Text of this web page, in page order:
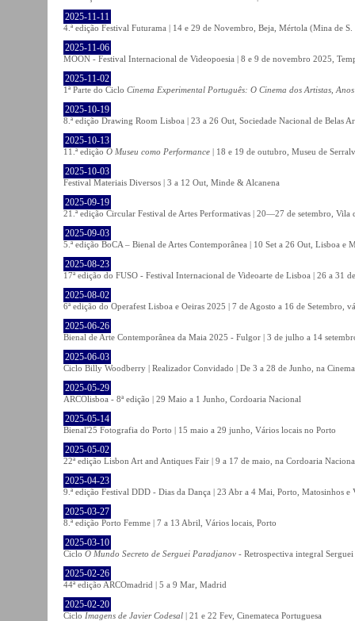
2025-11-11
4.ª edição Festival Futurama | 14 e 29 de Novembro, Beja, Mértola (Mina de
2025-11-06
MOON - Festival Internacional de Videopoesia | 8 e 9 de novembro 2025,
2025-11-02
1ª Parte do Ciclo Cinema Experimental Português: O Cinema dos Artistas,
2025-10-19
8.ª edição Drawing Room Lisboa | 23 a 26 Out, Sociedade Nacional de Belas
2025-10-13
11.ª edição O Museu como Performance | 18 e 19 de outubro, Museu de
2025-10-03
Festival Materiais Diversos | 3 a 12 Out, Minde & Alcanena
2025-09-19
21.ª edição Circular Festival de Artes Performativas | 20—27 de setembro, Vila
2025-09-03
5.ª edição BoCA – Bienal de Artes Contemporânea | 10 Set a 26 Out, Lisboa e
2025-08-23
17ª edição do FUSO - Festival Internacional de Videoarte de Lisboa | 26 a 31
2025-08-02
6ª edição do Operafest Lisboa e Oeiras 2025 | 7 de Agosto a 16 de Setembro,
2025-06-26
Bienal de Arte Contemporânea da Maia 2025 - Fulgor | 3 de julho a 14
2025-06-03
Ciclo Billy Woodberry | Realizador Convidado | De 3 a 28 de Junho, na
2025-05-29
ARCOlisboa - 8ª edição | 29 Maio a 1 Junho, Cordoaria Nacional
2025-05-14
Bienal'25 Fotografia do Porto | 15 maio a 29 junho, Vários locais no Porto
2025-05-02
22ª edição Lisbon Art and Antiques Fair | 9 a 17 de maio, na Cordoaria
2025-04-23
9.ª edição Festival DDD - Dias da Dança | 23 Abr a 4 Mai, Porto, Matosinhos e
2025-03-27
8.ª edição Porto Femme | 7 a 13 Abril, Vários locais, Porto
2025-03-10
Ciclo O Mundo Secreto de Serguei Paradjanov - Retrospectiva integral
2025-02-26
44ª edição ARCOmadrid | 5 a 9 Mar, Madrid
2025-02-20
Ciclo Imagens de Javier Codesal | 21 e 22 Fev, Cinemateca Portuguesa